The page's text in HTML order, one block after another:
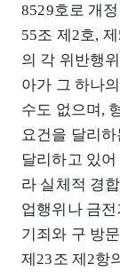
8529호로 개
55조 제2호,
의 각 위반행
아가 그 하나
수도 없으며,
요건을 달리
달리하고 있
라 실체적 경
업행위나 금
기죄와 구 방
제23조 제2항